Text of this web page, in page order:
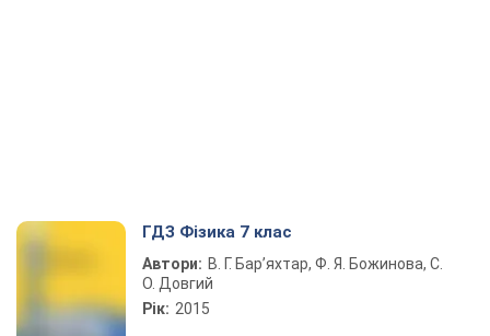
ГДЗ Фізика 7 клас
Автори: В. Г. Бар’яхтар, Ф. Я. Божинова, С.
О. Довгий
Рік: 2015